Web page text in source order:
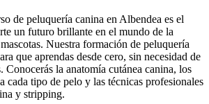
de peluquería canina en Albendea es el
un futuro brillante en el mundo de la
Nuestra formación de peluquería
que aprendas desde cero, sin necesidad de
Conocerás la anatomía cutánea canina, los
cada tipo de pelo y las técnicas profesionales
y stripping.